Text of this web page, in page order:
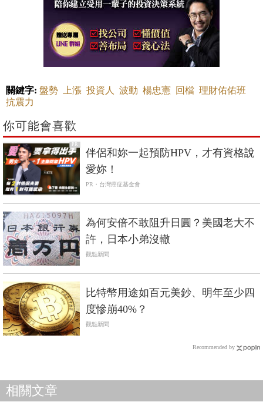
關鍵字: 盤勢 上漲 投資人 波動 楊忠憲 回檔 理財佑佑班
抗震力
你可能會喜歡
PR
伴侶和妳一起預防HPV，才有資格說
愛妳！
PR・台灣癌症基金會
為何安倍不敢阻升日圓？美國老大不
許，日本小弟沒轍
觀點新聞
比特幣用途如百元美鈔、明年至少四
度慘崩40%？
觀點新聞
Recommended by
相關文章